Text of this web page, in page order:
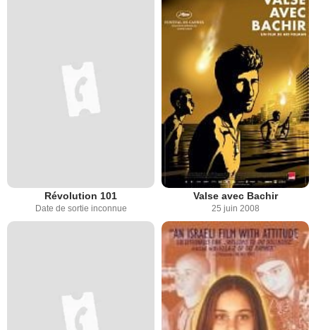
Révolution 101
Date de sortie inconnue
Valse avec Bachir
25 juin 2008